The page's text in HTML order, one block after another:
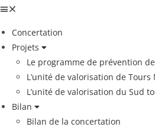
Concertation
Projets
Le programme de prévention
L’unité de valorisation de
L’unité de valorisation du Sud
Bilan
Bilan de la concertation